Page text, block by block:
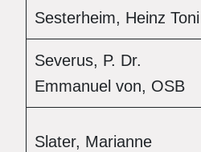
Sesterheim, Heinz Toni
Severus, P. Dr.
Emmanuel von, OSB
Slater, Marianne